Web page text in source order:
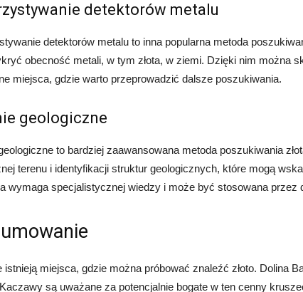
detektorów metalu
detektorów metalu to inna popularna metoda
obecność metali, w tym złota, w ziemi. Dzięki nim można
miejsca, gdzie warto przeprowadzić dalsze poszukiwania.
geologiczne
to bardziej zaawansowana metoda poszukiwania
terenu i identyfikacji struktur geologicznych, które mogą
wymaga specjalistycznej wiedzy i może być stosowana przez
istnieją miejsca, gdzie można próbować znaleźć złoto. Dolina
są uważane za potencjalnie bogate w ten cenny